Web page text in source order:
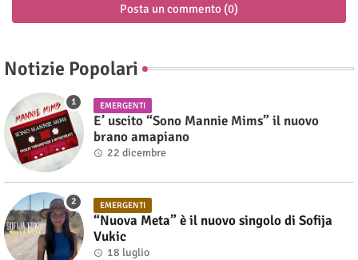
Posta un commento (0)
Notizie Popolari
EMERGENTI
E’ uscito “Sono Mannie Mims” il nuovo
brano amapiano
22 dicembre
EMERGENTI
“Nuova Meta” è il nuovo singolo di Sofija
Vukic
18 luglio